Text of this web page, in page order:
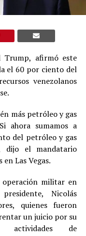
Trump, afirmó este
el 60 por ciento del
venezolanos
más petróleo y gas
ahora sumamos a
del petróleo y gas
dijo el mandatario
Las Vegas.
operación militar en
Nicolás
quienes fueron
un juicio por su
actividades de